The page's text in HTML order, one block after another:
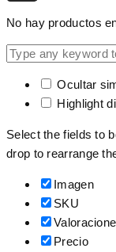
No hay productos
Ocultar
Highlight
Select the fields to
drop to rearrange
Imagen
SKU
Precio